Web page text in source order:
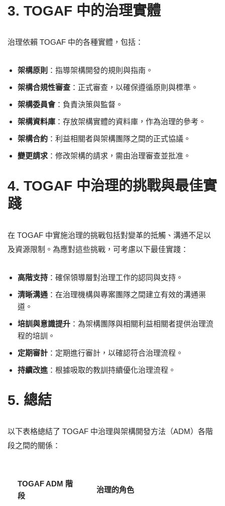
3. TOGAF 中的治理實體
治理依賴 TOGAF 中的各種實體，包括：
架構原則 ：指導架構開發的規則與指南。
架構合規性審查 ：正式審查，以確保遵循原則與標準。
架構委員會：負責決策與監督。
架構資料庫 ：存放架構實體的資料庫，作為治理的參考。
架構合約 ：利益相關者與架構團隊之間的正式協議。
變更請求 ：修改架構的請求，需由治理審查並批准。
4. TOGAF 中治理的挑戰與最佳實
踐
在 TOGAF 中實施治理的挑戰包括對變革的抵觸、溝通不足以
及資源限制。為應對這些挑戰，可考慮以下最佳實踐：
高階支持 ：確保領導層對治理工作的認同與支持。
清晰溝通 ：在治理機構與專案團隊之間建立有效的溝通渠
道。
培訓與意識提升 ：為架構團隊與相關利益相關者提供治理流
程的培訓。
定期審計 ：定期進行審計，以確認符合治理流程。
持續改進 ：根據吸取的教訓持續優化治理流程。
5. 總結
以下表格總結了 TOGAF 中治理與架構開發方法（ADM）各階
段之間的關係：
TOGAF ADM 階
段
治理的角色